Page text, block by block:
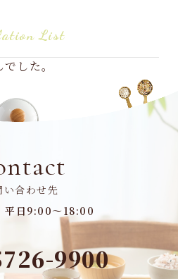
List
した。
い合わせ先
平日9:00～18:00
9900